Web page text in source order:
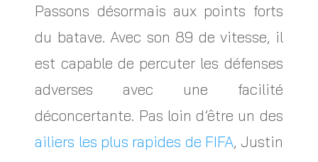
Passons désormais aux points forts
du batave. Avec son 89 de vitesse, il
est capable de percuter les défenses
adverses avec une facilité
déconcertante. Pas loin d’être un des
ailiers les plus rapides de FIFA, Justin